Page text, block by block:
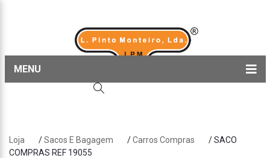
MENU
Sobre nós
Loja /Sacos E Bagagem /Carros Compras
/ SACO
COMPRAS REF 19055